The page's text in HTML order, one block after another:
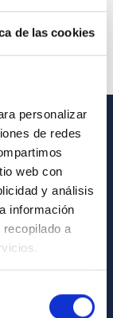
de las cookies
personalizar
de redes
web con
y análisis
información
a